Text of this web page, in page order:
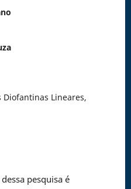
Diofantinas Lineares,
pesquisa é